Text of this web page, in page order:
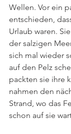
Wellen. Vor ein
entschieden,
Urlaub waren.
der salzigen
sich mal wieder
auf den Pelz
packten sie ihre
nahmen den
Strand, wo das
schon auf sie